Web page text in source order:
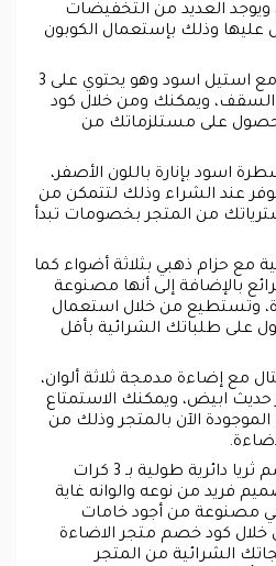
ويوجد العديد من التخفيضات
وذلك بإستعمال الكوبون
ابليك جداري ثلاثي حبل مع استيل اسود وهو يحتوي على 3
السقف، ويمكنك ومن خلال كود
على مستلزماتك من
اسود بإنارة باللون الأصفر،
عند الشراء وذلك لتتمكن من
من المتجر بخصومات تبدأ
مع حزام ذهبي بثلاثة أضواء كما
بالإضافة إلى أنها مصنوعة
وتستطيع من خلال استعمال
على طلباتك الشرائية بأقل
مع إضاءة مدمجة ثلاثة ألوان،
ابيض، ويمكنك الاستمتاع
الآن بالمتجر وذلك من
يوجد أيضاً في هذا القسم ثريا دائرية طولية بـ 3 كرات
فريد من نوعه والوانه غاية
مصنوعة من أجود خامات
خلال كود خصم متجر الاضاءة
الشرائية من المتجر